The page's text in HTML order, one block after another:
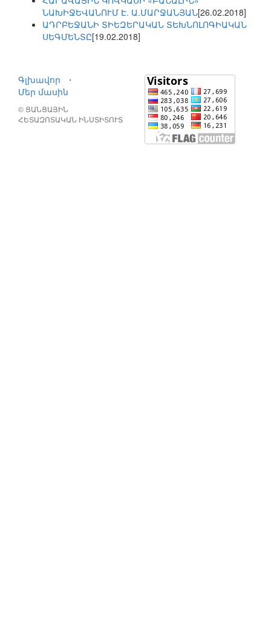
ՆԱԽԻՋԵՎԱՆՈՒՄ Է. Ա.ՄԱՐՋԱՆՅԱՆ[26.02.2018]
ԱԴՐԲԵՋԱՆԻ ՏԻԵԶԵՐԱԿԱՆ ՏԵԽՆՈԼՈԳԻԱԿԱՆ
ՍԵԳՄԵՆՏԸ[19.02.2018]
Գլխավոր
⋅
Մեր մասին
© ՑԱՆՑԱՅԻՆ
ՀԵՏԱԶՈՏԱԿԱՆ ԻՆՍՏԻՏՈՒՏ